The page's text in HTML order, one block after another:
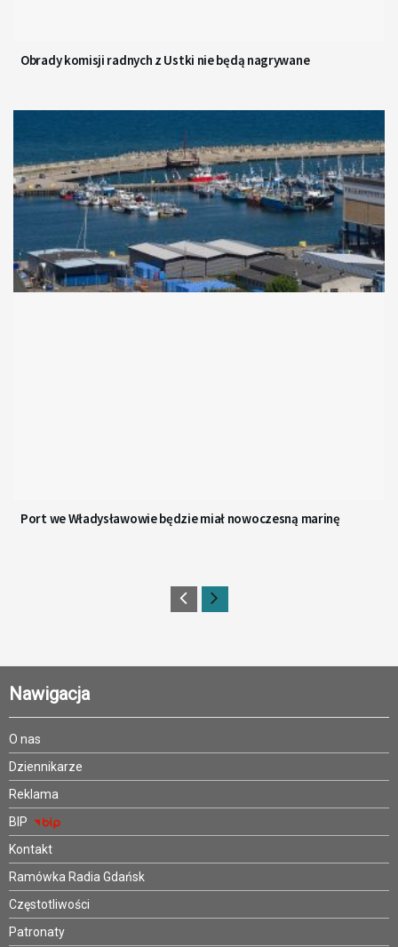
Obrady komisji radnych z Ustki nie będą nagrywane
Port we Władysławowie będzie miał nowoczesną marinę
Nawigacja
O nas
Dziennikarze
Reklama
BIP
Kontakt
Ramówka Radia Gdańsk
Częstotliwości
Patronaty